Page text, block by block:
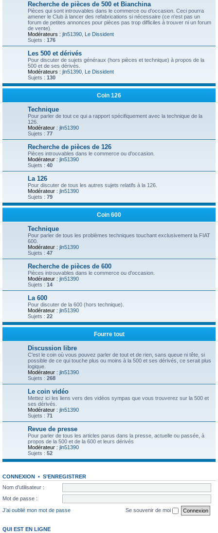
Recherche de pièces de 500 et Bianchina
Pièces qui sont introuvables dans le commerce ou d'occasion. Ceci pourra
amener le Club à lancer des refabrications si nécessaire (ce n'est pas un
forum de petites annonces pour pièces pas trop difficiles à trouver ni un forum
de vente).
Modérateurs : jln51390 Le Dissident
Sujets : 176
Les 500 et dérivés
Pour discuter de sujets généraux (hors pièces et technique) à propos de la
500 et de ses dérivés.
Modérateurs : jln51390 Le Dissident
Sujets : 130
Coin 126
Technique
Pour parler de tout ce qui a rapport spécifiquement avec la technique de la
126.
Modérateur : jln51390
Sujets : 77
Recherche de pièces de 126
Pièces introuvables dans le commerce ou d'occasion.
Modérateur : jln51390
Sujets : 40
La 126
Pour discuter de tous les autres sujets relatifs à la 126.
Modérateur : jln51390
Sujets : 79
Coin 600
Technique
Pour parler de tous les problèmes techniques touchant exclusivement la FIAT
600.
Modérateur : jln51390
Sujets : 47
Recherche de pièces de 600
Pièces introuvables dans le commerce ou d'occasion.
Modérateur : jln51390
Sujets : 14
La 600
Pour discuter de la 600 (hors technique).
Modérateur : jln51390
Sujets : 22
Fourre tout
Discussion libre
C'est le coin où vous pouvez parler de tout et de rien, sans queue ni tête, si
possible de ce qui touche plus ou moins à la 500 et ses dérivés, ce serait plus
logique.
Modérateur : jln51390
Sujets : 268
Le coin vidéo
Mettez ici les liens vers des vidéos sympas que vous trouverez sur la 500 et
ses dérivés.
Modérateur : jln51390
Sujets : 71
Revue de presse
Pour parler de tous les articles parus dans la presse, actuelle ou passée, à
propos de la 500 et de la 600 et leurs dérivés
Modérateur : jln51390
Sujets : 52
CONNEXION • S’ENREGISTRER
Nom d’utilisateur :
Mot de passe :
J’ai oublié mon mot de passe
Se souvenir de moi
QUI EST EN LIGNE